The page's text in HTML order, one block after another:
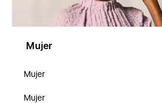
Mujer
Mujer
Mujer